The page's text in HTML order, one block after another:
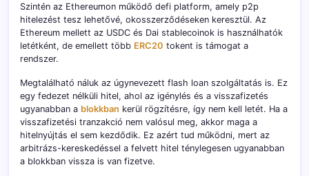
Szintén az Ethereumon működő defi platform, amely p2p
hitelezést tesz lehetővé, okosszerződéseken keresztül. Az
Ethereum mellett az USDC és Dai stablecoinok is használhatók
letétként, de emellett több ERC20 tokent is támogat a
rendszer.
Megtalálható náluk az úgynevezett flash loan szolgáltatás is. Ez
egy fedezet nélküli hitel, ahol az igénylés és a visszafizetés
ugyanabban a blokkban kerül rögzítésre, így nem kell letét. Ha a
visszafizetési tranzakció nem valósul meg, akkor maga a
hitelnyújtás el sem kezdődik. Ez azért tud működni, mert az
arbitrázs-kereskedéssel a felvett hitel ténylegesen ugyanabban
a blokkban vissza is van fizetve.